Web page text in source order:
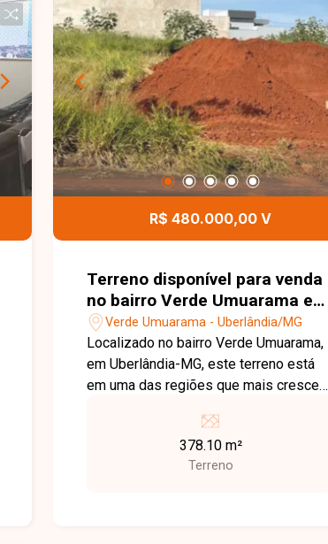
R$ 480.000,00 V
Terreno disponível para venda
no bairro Verde Umuarama em
Uberlândia-MG
Verde Umuarama - Uberlândia/MG
Localizado no bairro Verde Umuarama,
em Uberlândia-MG, este terreno está
em uma das regiões que mais crescem
planejado, conta com infraestrutura
completa, ruas amplas, fácil acesso às
principais vias e está próximo a
378.10 m²
Terreno